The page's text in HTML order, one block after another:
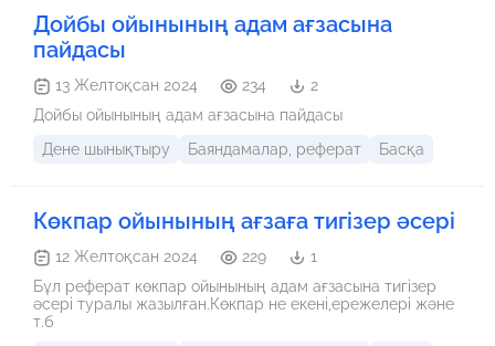
Дойбы ойынының адам ағзасына
пайдасы
13 Желтоқсан 2024 234
2
Дойбы ойынының адам ағзасына пайдасы
Дене шынықтыру
Баяндамалар, реферат Басқа
Көкпар ойынының ағзаға тигізер әсері
12 Желтоқсан 2024 229
1
Бұл реферат көкпар ойынының адам ағзасына тигізер
әсері туралы жазылған.Көкпар не екені,ережелері және
т.б